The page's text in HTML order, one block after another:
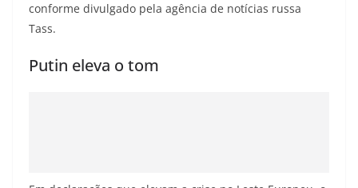
conforme divulgado pela agência de notícias russa
Tass.
Putin eleva o tom